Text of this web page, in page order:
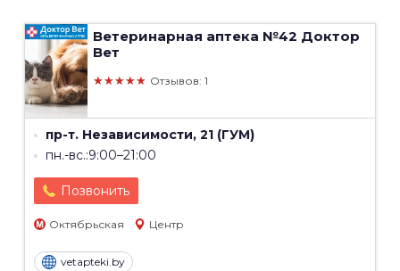
Ветеринарная аптека №42 Доктор
Вет
★★★★★ Отзывов: 1
пр-т. Независимости, 21 (ГУМ)
пн.-вс.:9:00–21:00
Позвонить
Октябрьская Центр
vetapteki.by